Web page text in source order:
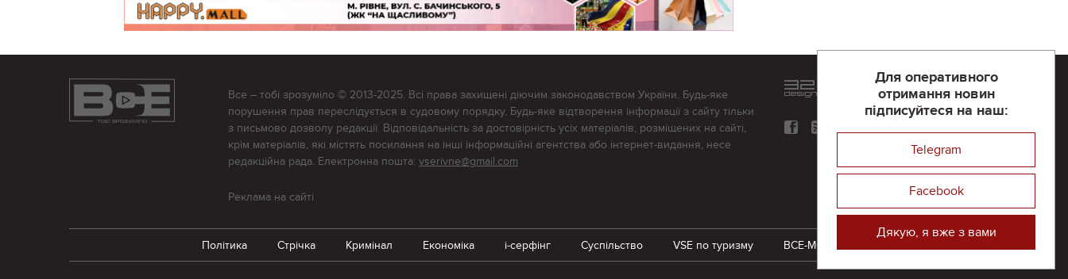
Для оперативного
отримання новин
підписуйтеся на наш:
Telegram
Facebook
Дякую, я вже з вами
Все – тобі зрозуміло © 2013-2025. Всі права захищені діючим законодавством України. Будь-яке
порушення прав переслідується в судовому порядку. Будь-яке відтворення інформації з сайту тільки
з письмово дозволу редакції. Відповідальність за достовірність усіх матеріалів, розміщених на сайті,
крім матеріалів, які містять посилання на інші інформаційні агентства або інтернет-видання, несе
редакційна рада. Електронна пошта: vserivne@gmail.com
Реклама на сайті
Розроблений та підтримується
компанії 32х32
Політика Стрічка Кримінал Економіка i-серфінг Суспільство VSE по туризму ВСЕ-МОЖЛИВО